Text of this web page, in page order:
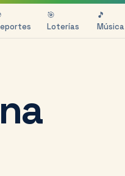
🎯
Loterías
🎵
Música